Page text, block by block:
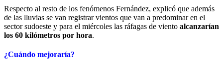
Respecto al resto de los fenómenos Fernández, explicó que además
de las lluvias se van registrar vientos que van a predominar en el
sector sudoeste y para el miércoles las ráfagas de viento alcanzarían
los 60 kilómetros por hora.
¿Cuándo mejoraría?